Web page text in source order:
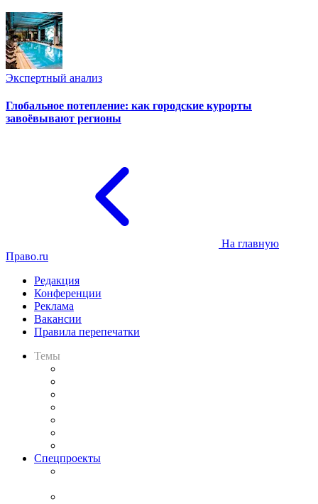
Экспертный анализ
Глобальное потепление: как городские курорты
завоёвывают регионы
На главную
Право.ru
Редакция
Конференции
Реклама
Вакансии
Правила перепечатки
Темы
Спецпроекты